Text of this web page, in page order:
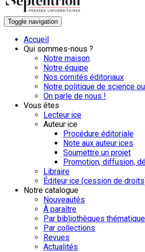
Toggle navigation
Accueil
Qui sommes-nous ?
Notre maison
Notre équipe
Nos comités éditoriaux
Notre politique de science
On parle de nous !
Vous êtes
Lecteur·ice
Auteur·ice
Procédure éditoriale
Note aux auteur·ices
Soumettre un projet
Promotion, diffusion,
Libraire
Éditeur·ice (cession de
Notre catalogue
Nouveautés
À paraître
Par bibliothèques
Par collections
Revues
Actualités